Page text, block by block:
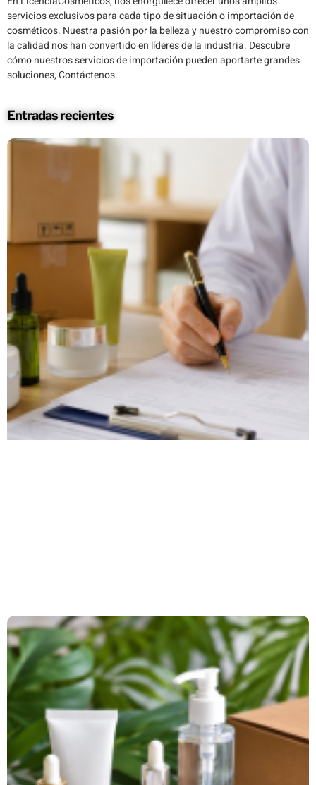
servicios exclusivos para cada tipo de situación o importación de
cosméticos. Nuestra pasión por la belleza y nuestro compromiso con
la calidad nos han convertido en líderes de la industria. Descubre
cómo nuestros servicios de importación pueden aportarte grandes
soluciones, Contáctenos.
Entradas recientes